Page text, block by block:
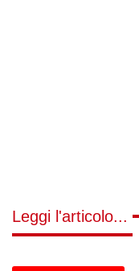
Leggi l'articolo...